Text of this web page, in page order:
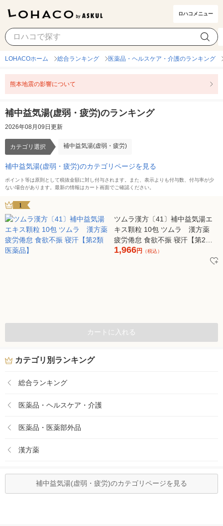
ロハコメニュー
補中益気湯(虚弱・疲労) カテゴリ選択
LOHACOホーム 総合ランキング 医薬品・ヘルスケア・介護のランキング
熊本地震の影響について
補中益気湯(虚弱・疲労)のランキング
2026年08月09日更新
カテゴリ選択 補中益気湯(虚弱・疲労)
補中益気湯(虚弱・疲労)のカテゴリページを見る
ポイント等は原則として税抜金額に対し付与されます。また、表示よりも付与数、付与率が少
ない場合があります。最新の情報はカート画面でご確認ください。
1
ツムラ漢方〔41〕補中益気湯エ
キス顆粒 10包 ツムラ 漢方薬
疲労倦怠 食欲不振 寝汗【第2類
医薬品】
1,966円 （税込）
カートに入れる
カテゴリ別ランキング
総合ランキング
医薬品・ヘルスケア・介護
医薬品・医薬部外品
漢方薬
補中益気湯(虚弱・疲労)のカテゴリページを見る